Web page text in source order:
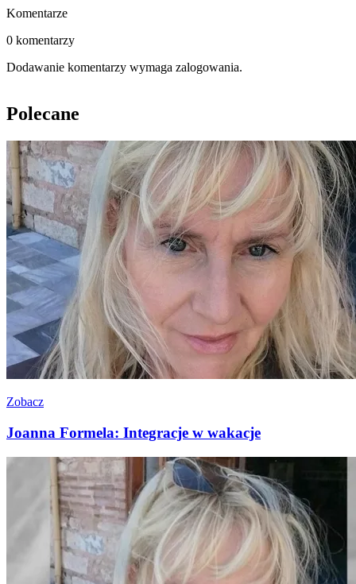
Komentarze
0 komentarzy
Dodawanie komentarzy wymaga zalogowania.
Polecane
Zobacz
Joanna Formela: Integracje w wakacje